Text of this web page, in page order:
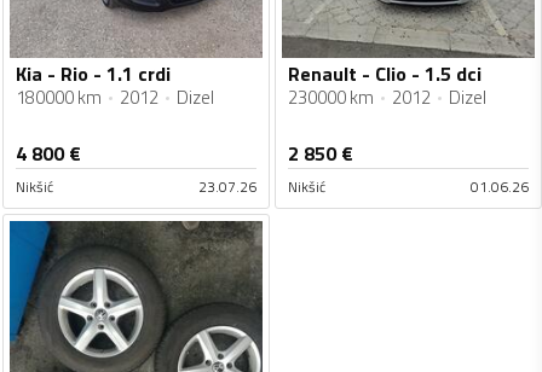
Kia - Rio - 1.1 crdi
180000 km 2012 Dizel
4 800€
Nikšić 23.07.26
Renault - Clio - 1.5 dci
230000 km 2012 Dizel
2 850€
Nikšić 01.06.26